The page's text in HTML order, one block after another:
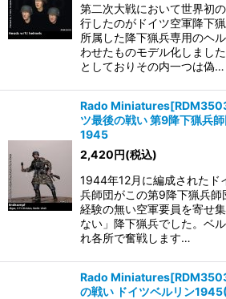
第二次大戦において世界初
行したのがドイツ空軍降下
所属した降下猟兵専用のヘ
わせたものモデル化しまし
としておりその内一つは偽…
Rado
ツ最後の戦い 第9降下猟兵
1945
2,420円(税込)
1944年12月に編成されたド
兵師団がこの第9降下猟兵
経験の無い空軍要員を寄せ
ない」降下猟兵でした。ベ
れ各所で奮戦します…
Rado
の戦い ドイツベルリン